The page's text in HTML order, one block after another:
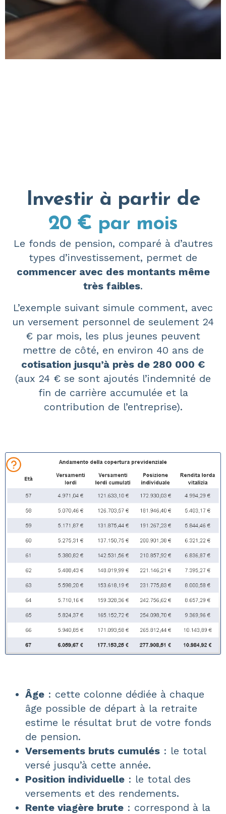
Investir à partir de
20 € par mois
Le fonds de pension, comparé à d’autres
types d’investissement, permet de
commencer avec des montants même
très faibles.
L’exemple suivant simule comment, avec
un versement personnel de seulement 24
€ par mois, les plus jeunes peuvent
mettre de côté, en environ 40 ans de
cotisation jusqu’à près de 280 000 €
(aux 24 € se sont ajoutés l’indemnité de
fin de carrière accumulée et la
contribution de l’entreprise).
Âge : cette colonne dédiée à chaque
âge possible de départ à la retraite
estime le résultat brut de votre fonds
de pension.
Versements bruts cumulés : le total
versé jusqu’à cette année.
Position individuelle : le total des
versements et des rendements.
Rente viagère brute : correspond à la